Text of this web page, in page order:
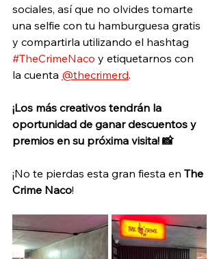
sociales, así que no olvides tomarte
una selfie con tu hamburguesa gratis
y compartirla utilizando el hashtag
#TheCrimeNaco y etiquetarnos con
la cuenta @thecrimerd.
¡Los más creativos tendrán la
oportunidad de ganar descuentos y
premios en su próxima visita! 📸
¡No te pierdas esta gran fiesta en The
Crime Naco!